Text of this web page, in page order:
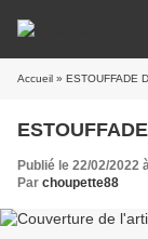
Accueil » ESTOUFFADE
Publié le 22/02/2022
Par choupette88